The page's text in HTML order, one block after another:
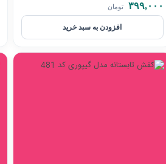
۳۹۹,۰۰۰ تومان
افزودن به سبد خرید